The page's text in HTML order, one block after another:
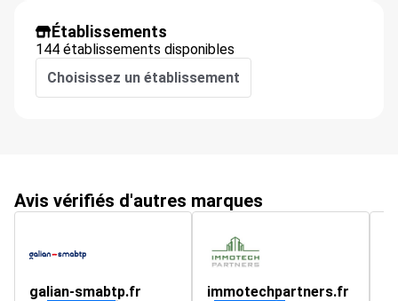
Établissements
144 établissements disponibles
Choisissez un établissement
Avis vérifiés d'autres marques
galian-smabtp.fr immotechpartners.fr